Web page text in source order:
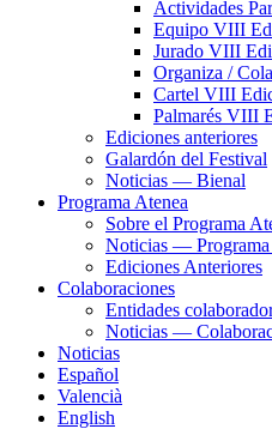
Actividades
Equipo VIII
Jurado VIII
Organiza /
Cartel VIII
Palmarés VIII
Ediciones anteriores
Galardón del Festival
Noticias — Bienal
Programa Atenea
Sobre el Programa
Noticias — Programa
Ediciones Anteriores
Colaboraciones
Entidades
Noticias —
Noticias
Español
Valencià
English